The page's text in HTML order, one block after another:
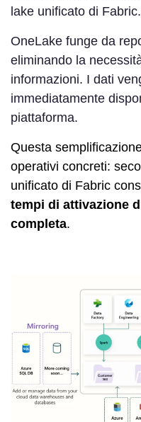
lake unificato di Fabric.
OneLake funge da
eliminando la
informazioni. I dati
immediatamente
piattaforma.
Questa
operativi concreti:
unificato di Fabric
tempi di attivazione
completa.